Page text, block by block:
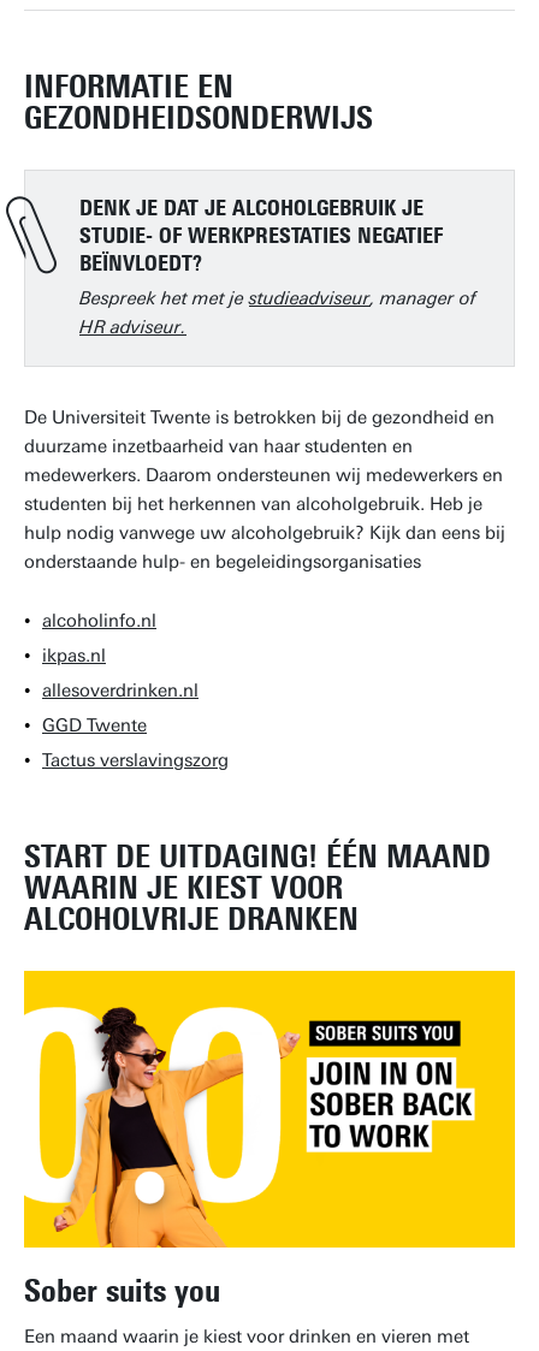
INFORMATIE EN
GEZONDHEIDSONDERWIJS
DENK JE DAT JE ALCOHOLGEBRUIK JE
STUDIE- OF WERKPRESTATIES NEGATIEF
BEÏNVLOEDT?
Bespreek het met jestudieadviseur, manager of
HR adviseur.
De Universiteit Twente is betrokken bij de gezondheid en
duurzame inzetbaarheid van haar studenten en
medewerkers. Daarom ondersteunen wij medewerkers en
studenten bij het herkennen van alcoholgebruik. Heb je
hulp nodig vanwege uw alcoholgebruik? Kijk dan eens bij
onderstaande hulp- en begeleidingsorganisaties
alcoholinfo.nl
ikpas.nl
allesoverdrinken.nl
GGD Twente
Tactus verslavingszorg
START DE UITDAGING! ÉÉN MAAND
WAARIN JE KIEST VOOR
ALCOHOLVRIJE DRANKEN
Sober suits you
Een maand waarin je kiest voor drinken en vieren met